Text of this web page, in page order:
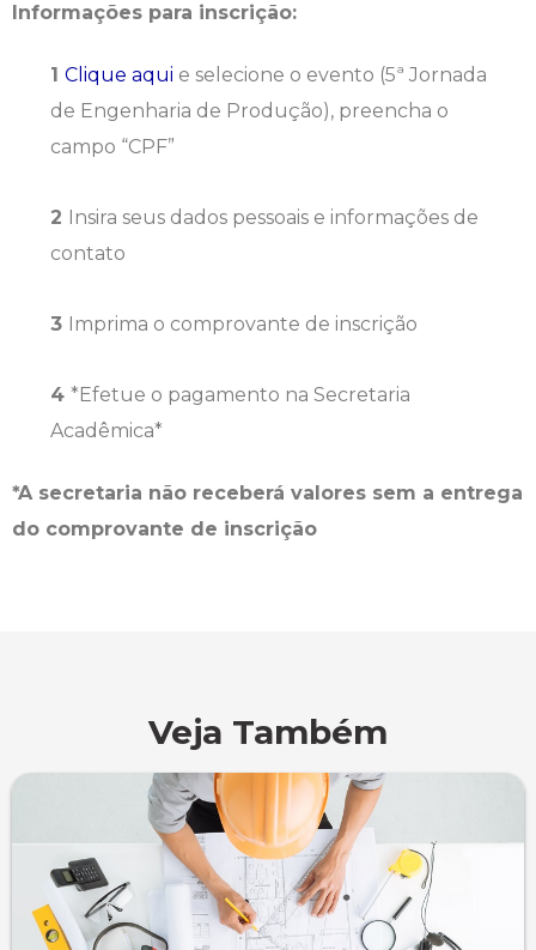
Informações para inscrição:
Clique aqui e selecione o evento (5ª Jornada
de Engenharia de Produção), preencha o
campo “CPF”
Insira seus dados pessoais e informações de
contato
Imprima o comprovante de inscrição
*Efetue o pagamento na Secretaria
Acadêmica*
*A secretaria não receberá valores sem a entrega
do comprovante de inscrição
Veja Também